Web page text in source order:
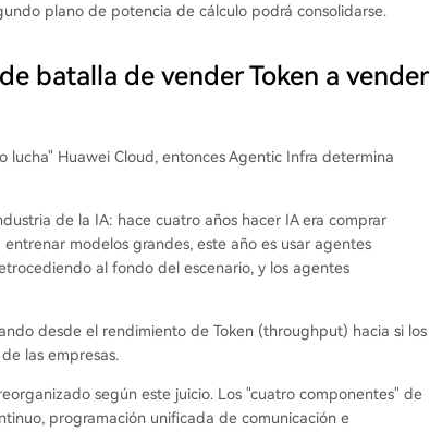
plano de potencia de cálculo podrá consolidarse.
batalla de vender Token a vender
Huawei Cloud, entonces Agentic Infra determina
de la IA: hace cuatro años hacer IA era comprar
modelos grandes, este año es usar agentes
al fondo del escenario, y los agentes
desde el rendimiento de Token (throughput) hacia si los
las empresas.
según este juicio. Los "cuatro componentes" de
programación unificada de comunicación e